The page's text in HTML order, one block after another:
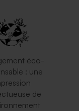
éco-
: une
de